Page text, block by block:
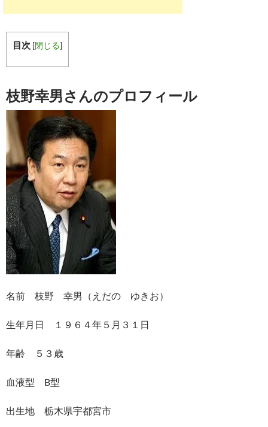
目次 [閉じる]
枝野幸男さんのプロフィール
名前 枝野 幸男（えだの ゆきお）
生年月日 １９６４年５月３１日
年齢 ５３歳
血液型 B型
出生地 栃木県宇都宮市